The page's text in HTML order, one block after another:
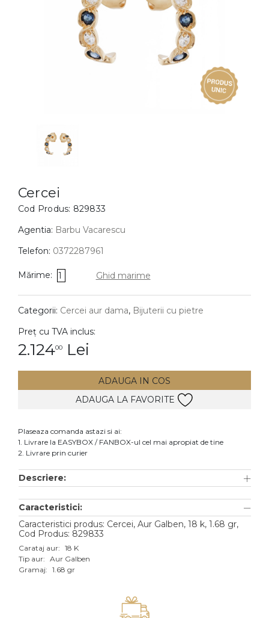
BIJUTERII COPII
Cercei
Bratari
Coliere
Lanturi
Pandantive
DIAMANTE Vezi toate
Cercei
Accesorii
Aur alb
Aur roz
Aur mixt
Cercei
Cod Produs: 829833
Agentia: Barbu Vacarescu
Telefon: 0372287961
Mărime: 1 Ghid marime
Categorii: Cercei aur dama, Bijuterii cu pietre
Preț cu TVA inclus:
2.12400 Lei
ADAUGA IN COS
ADAUGA LA FAVORITE
Plaseaza comanda astazi si ai:
1. Livrare la EASYBOX / FANBOX-ul cel mai apropiat de tine
2. Livrare prin curier
Descriere:
Caracteristici:
Caracteristici produs: Cercei, Aur Galben, 18 k, 1.68 gr,
Cod Produs: 829833
Carataj aur: 18 K
Tip aur: Aur Galben
Gramaj: 1.68 gr